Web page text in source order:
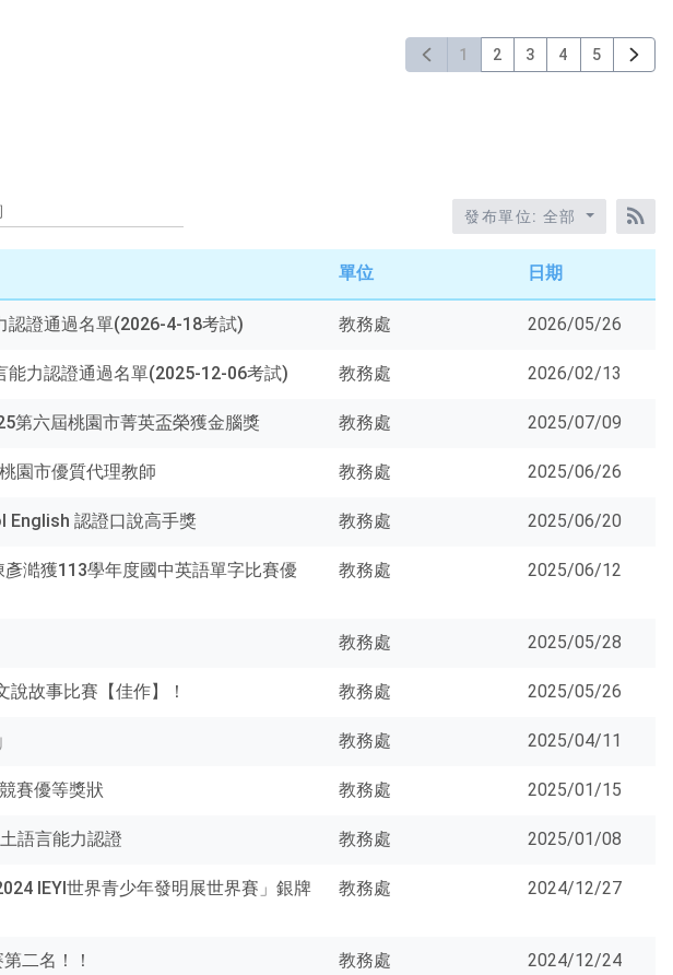
1 2 3 4 5
發布單位: 全部
單位 日期
認證通過名單(2026-4-18考試) 教務處 2026/05/26
能力認證通過名單(2025-12-06考試) 教務處 2026/02/13
第六屆桃園市菁英盃榮獲金腦獎 教務處 2025/07/09
園市優質代理教師 教務處 2025/06/26
English 認證口說高手獎 教務處 2025/06/20
澔獲113學年度國中英語單字比賽優
教務處 2025/06/12
教務處 2025/05/28
故事比賽【佳作】！ 教務處 2025/05/26
教務處 2025/04/11
賽優等獎狀 教務處 2025/01/15
語言能力認證 教務處 2025/01/08
IEYI世界青少年發明展世界賽」銀牌
教務處 2024/12/27
二名！！ 教務處 2024/12/24